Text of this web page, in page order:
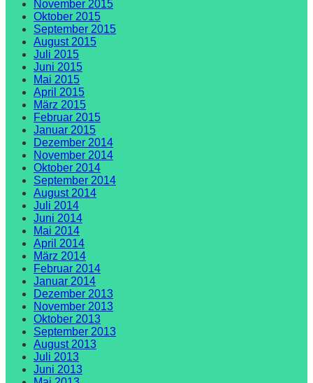
November 2015
Oktober 2015
September 2015
August 2015
Juli 2015
Juni 2015
Mai 2015
April 2015
März 2015
Februar 2015
Januar 2015
Dezember 2014
November 2014
Oktober 2014
September 2014
August 2014
Juli 2014
Juni 2014
Mai 2014
April 2014
März 2014
Februar 2014
Januar 2014
Dezember 2013
November 2013
Oktober 2013
September 2013
August 2013
Juli 2013
Juni 2013